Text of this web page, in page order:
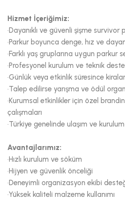
Hizmet İçeriğimiz:
•Dayanıklı ve güvenli şişme survivor
•Parkur boyunca denge, hız ve
•Farklı yaş gruplarına uygun parkur
•Profesyonel kurulum ve teknik
•Günlük veya etkinlik süresince
•Talep edilirse yarışma ve ödül
•Kurumsal etkinlikler için özel
çalışmaları
•Türkiye genelinde ulaşım ve
Avantajlarımız:
•Hızlı kurulum ve söküm
•Hijyen ve güvenlik önceliği
•Deneyimli organizasyon ekibi
•Yüksek kaliteli malzeme kullanımı